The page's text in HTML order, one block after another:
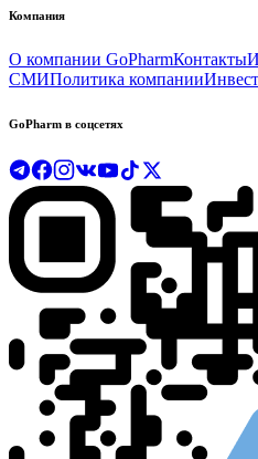
Компания
О компании GoPharmКонтакты
СМИПолитика компании
GoPharm в соцсетях